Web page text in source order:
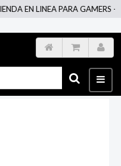
EN LINEA PARA GAMERS -